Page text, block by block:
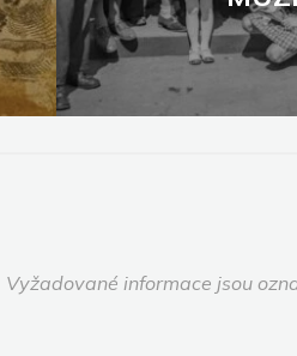
Vyžadované informace jsou